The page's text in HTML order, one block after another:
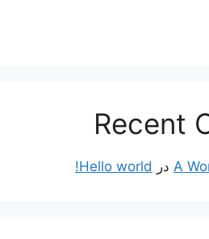
Recent
A در Hello world!